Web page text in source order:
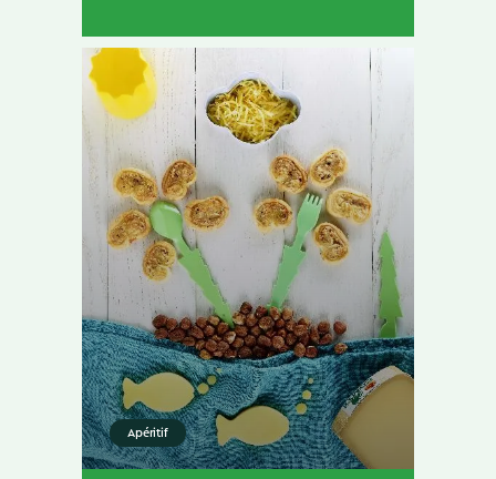
Apéritif